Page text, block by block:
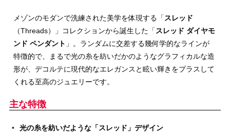
メゾンのモダンで洗練された美学を体現する「 スレッド
（Threads）」コレクションから誕生した「 スレッド ダイヤモ
ンド ペンダント 」。ランダムに交差する幾何学的なラインが
特徴的で、まるで光の糸を紡いだかのようなグラフィカルな造
形が、デコルテに現代的なエレガンスと眩い輝きをプラスして
くれる至高のジュエリーです。
主な特徴
光の糸を紡いだような「スレッド」デザイン